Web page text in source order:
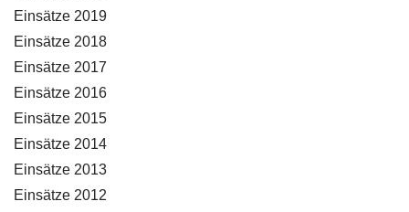
Einsätze 2019
Einsätze 2018
Einsätze 2017
Einsätze 2016
Einsätze 2015
Einsätze 2014
Einsätze 2013
Einsätze 2012